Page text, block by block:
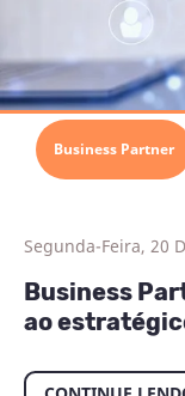
Business Partner
Segunda-Feira, 20
Business
ao